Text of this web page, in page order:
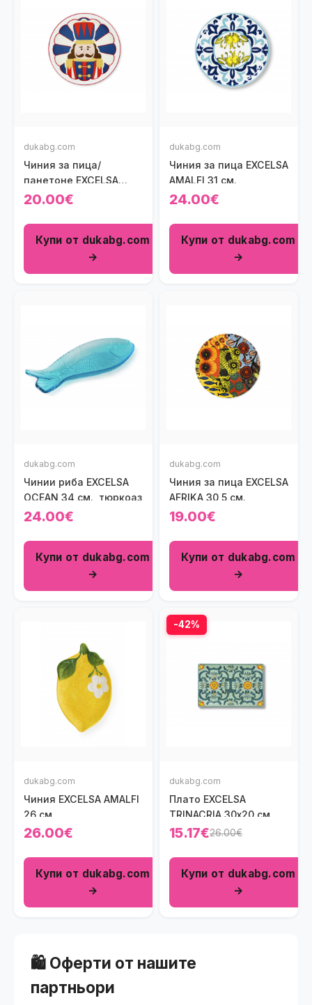
dukabg.com
Чиния за пица/
панетоне EXCELSA
VINTAGE CHRISTMAS
20.00€
Купи от dukabg.com
→
dukabg.com
Чиния за пица EXCELSA
AMALFI 31 см.
24.00€
Купи от dukabg.com
→
dukabg.com
Чинии риба EXCELSA
OCEAN 34 см., тюркоаз
24.00€
Купи от dukabg.com
→
dukabg.com
Чиния за пица EXCELSA
AFRIKA 30,5 см.
19.00€
Купи от dukabg.com
→
dukabg.com
Чиния EXCELSA AMALFI
26 см.
26.00€
Купи от dukabg.com
→
-42%
dukabg.com
Плато EXCELSA
TRINACRIA 30х20 см.
15.17€26.00€
Купи от dukabg.com
→
🛍️ Оферти от нашите
партньори